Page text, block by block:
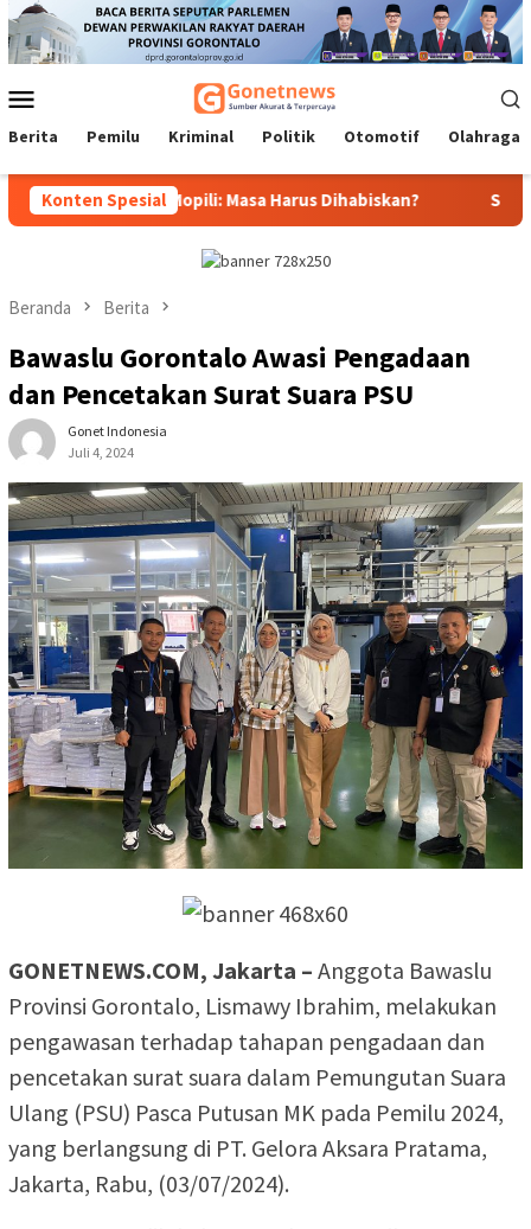
Loncat
ke
konten
Mobile
Berita Pemilu Kriminal Politik Otomotif Olahraga
Konten Spesial
Idrus Mopili: Masa Harus Dihabiskan? Sri Darsiyanti
Beranda Berita
Bawaslu Gorontalo Awasi Pengadaan
dan Pencetakan Surat Suara PSU
Gonet Indonesia
Juli 4, 2024
GONETNEWS.COM, Jakarta – Anggota Bawaslu
Provinsi Gorontalo, Lismawy Ibrahim, melakukan
pengawasan terhadap tahapan pengadaan dan
pencetakan surat suara dalam Pemungutan Suara
Ulang (PSU) Pasca Putusan MK pada Pemilu 2024,
yang berlangsung di PT. Gelora Aksara Pratama,
Jakarta, Rabu, (03/07/2024).